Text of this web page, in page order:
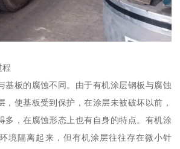
程
基板的腐蚀不同。由于有机涂层钢板与腐蚀
，使基板受到保护，在涂层未被破坏以前，
多，在腐蚀形态上也有自身的特点。有机涂
境隔离起来，但有机涂层往往存在微小针